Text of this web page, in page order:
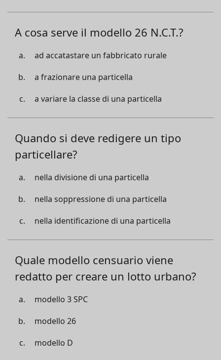
A cosa serve il modello 26 N.C.T.?
ad accatastare un fabbricato rurale
a frazionare una particella
a variare la classe di una particella
Quando si deve redigere un tipo
particellare?
nella divisione di una particella
nella soppressione di una particella
nella identificazione di una particella
Quale modello censuario viene
redatto per creare un lotto urbano?
modello 3 SPC
modello 26
modello D